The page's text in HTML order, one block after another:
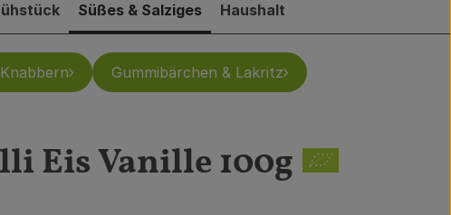
Süßes & Salziges Haushalt
Knabbern Gummibärchen & Lakritz
Eis Vanille 100g